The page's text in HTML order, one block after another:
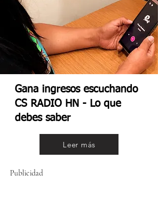
Gana ingresos escuchando
CS RADIO HN - Lo que
debes saber
Leer más
Publicidad